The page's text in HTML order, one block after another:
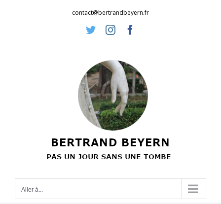
contact@bertrandbeyern.fr
TwitterInstagram
Aller à...